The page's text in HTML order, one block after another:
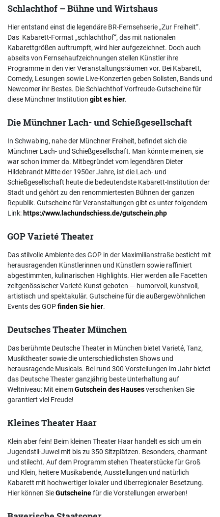
Schlachthof – Bühne und Wirtshaus
Hier entstand einst die legendäre BR-Fernsehserie „Zur Freiheit“.
Das Kabarett-Format „schlachthof“, das mit nationalen
Kabarettgrößen auftrumpft, wird hier aufgezeichnet. Doch auch
abseits von Fernsehaufzeichnungen stellen Künstler ihre
Programme in den vier Veranstaltungsräumen vor. Bei Kabarett,
Comedy, Lesungen sowie Live-Konzerten geben Solisten, Bands und
Newcomer ihr Bestes. Die Schlachthof Vorfreude-Gutscheine für
diese Münchner Institution gibt es hier.
Die Münchner Lach- und Schießgesellschaft
In Schwabing, nahe der Münchner Freiheit, befindet sich die
Münchner Lach- und Schießgesellschaft. Man könnte meinen, sie
war schon immer da. Mitbegründet vom legendären Dieter
Hildebrandt Mitte der 1950er Jahre, ist die Lach- und
Schießgesellschaft heute die bedeutendste Kabarett-Institution der
Stadt und gehört zu den renommiertesten Bühnen der ganzen
Republik. Gutscheine für Veranstaltungen gibt es unter folgendem
Link: https://www.lachundschiess.de/gutschein.php
GOP Varieté Theater
Das stilvolle Ambiente des GOP in der Maximilianstraße besticht mit
herausragenden Künstlerinnen und Künstlern sowie raffiniert
abgestimmten, kulinarischen Highlights. Hier werden alle Facetten
zeitgenössischer Varieté-Kunst geboten — humorvoll, kunstvoll,
artistisch und spektakulär. Gutscheine für die außergewöhnlichen
Events des GOPfinden Sie hier.
Deutsches Theater München
Das berühmte Deutsche Theater in München bietet Varieté, Tanz,
Musiktheater sowie die unterschiedlichsten Shows und
herausragende Musicals. Bei rund 300 Vorstellungen im Jahr bietet
das Deutsche Theater ganzjährig beste Unterhaltung auf
Weltniveau: Mit einemGutschein des Hausesverschenken Sie
garantiert viel Freude!
Kleines Theater Haar
Klein aber fein! Beim kleinen Theater Haar handelt es sich um ein
Jugendstil-Juwel mit bis zu 350 Sitzplätzen. Besonders, charmant
und stilecht. Auf dem Programm stehen Theaterstücke für Groß
und Klein, heitere Musikabende, Ausstellungen und natürlich
Kabarett mit hochwertiger lokaler und überregionaler Besetzung.
Hier können SieGutscheinefür die Vorstellungen erwerben!